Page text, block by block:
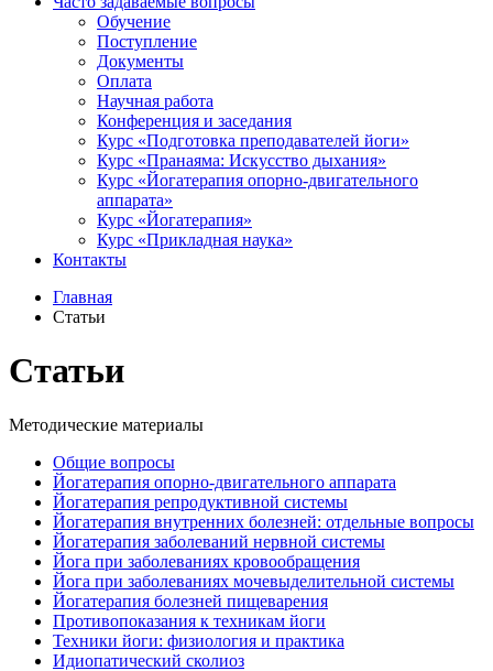
Обучение
Поступление
Документы
Оплата
Научная работа
Конференция и заседания
Курс «Подготовка преподавателей йоги»
Курс «Пранаяма: Искусство дыхания»
Курс «Йогатерапия опорно-двигательного
аппарата»
Курс «Йогатерапия»
Курс «Прикладная наука»
Контакты
Главная
Статьи
Статьи
Методические материалы
Общие вопросы
Йогатерапия опорно-двигательного аппарата
Йогатерапия репродуктивной системы
Йогатерапия внутренних болезней: отдельные вопросы
Йогатерапия заболеваний нервной системы
Йога при заболеваниях кровообращения
Йога при заболеваниях мочевыделительной системы
Йогатерапия болезней пищеварения
Противопоказания к техникам йоги
Техники йоги: физиология и практика
Идиопатический сколиоз